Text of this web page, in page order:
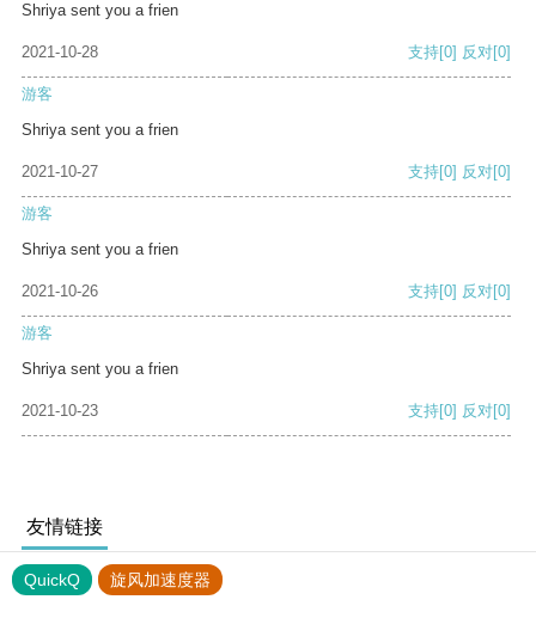
Shriya sent you a frien
2021-10-28 支持[0] 反对[0]
游客
Shriya sent you a frien
2021-10-27 支持[0] 反对[0]
游客
Shriya sent you a frien
2021-10-26 支持[0] 反对[0]
游客
Shriya sent you a frien
2021-10-23 支持[0] 反对[0]
友情链接
QuickQ 旋风加速度器